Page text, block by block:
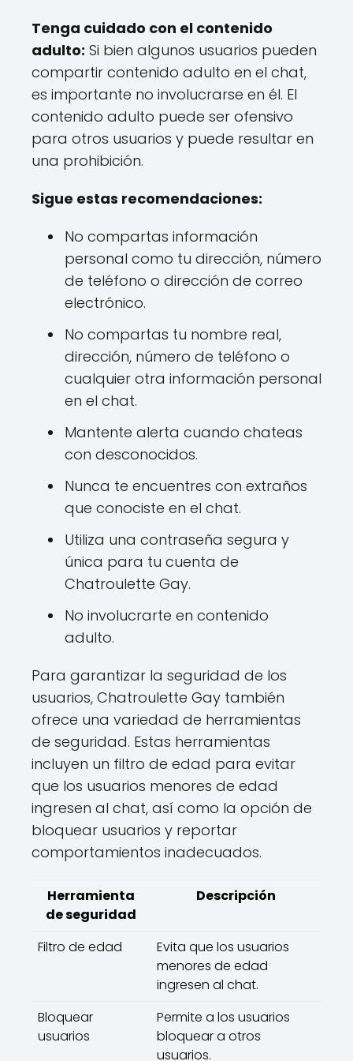
Tenga cuidado con el contenido
adulto: Si bien algunos usuarios pueden
compartir contenido adulto en el chat,
es importante no involucrarse en él. El
contenido adulto puede ser ofensivo
para otros usuarios y puede resultar en
una prohibición.
Sigue estas recomendaciones:
No compartas información
personal como tu dirección, número
de teléfono o dirección de correo
electrónico.
No compartas tu nombre real,
dirección, número de teléfono o
cualquier otra información personal
en el chat.
Mantente alerta cuando chateas
con desconocidos.
Nunca te encuentres con extraños
que conociste en el chat.
Utiliza una contraseña segura y
única para tu cuenta de
Chatroulette Gay.
No involucrarte en contenido
adulto.
Para garantizar la seguridad de los
usuarios, Chatroulette Gay también
ofrece una variedad de herramientas
de seguridad. Estas herramientas
incluyen un filtro de edad para evitar
que los usuarios menores de edad
ingresen al chat, así como la opción de
bloquear usuarios y reportar
comportamientos inadecuados.
Herramienta
de seguridad
Descripción
Filtro de edad
Evita que los usuarios
menores de edad
ingresen al chat.
Bloquear
usuarios
Permite a los usuarios
bloquear a otros
usuarios.